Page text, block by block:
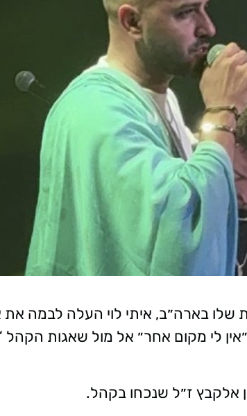
שלו בארה״ב, איתי לוי העלה לבמה את
אלקבץ ז״ל שנכחו בקהל.